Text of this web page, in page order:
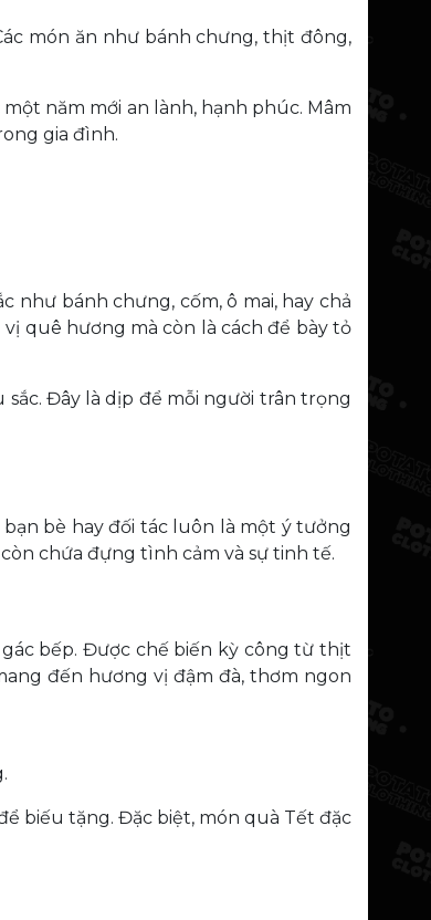
món ăn như bánh chưng, thịt đông,
năm mới an lành, hạnh phúc. Mâm
gia đình.
bánh chưng, cốm, ô mai, hay chả
quê hương mà còn là cách để bày tỏ
Đây là dịp để mỗi người trân trọng
bè hay đối tác luôn là một ý tưởng
chứa đựng tình cảm và sự tinh tế.
bếp. Được chế biến kỳ công từ thịt
đến hương vị đậm đà, thơm ngon
biếu tặng. Đặc biệt, món quà Tết đặc